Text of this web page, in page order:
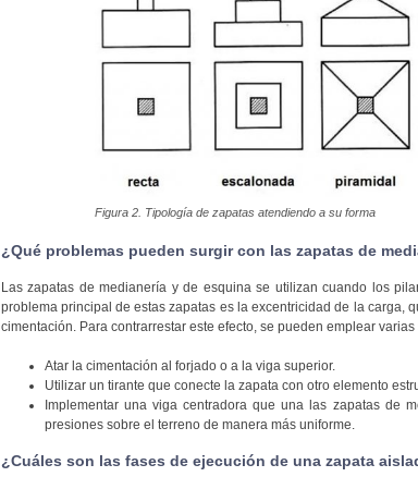
Figura 2. Tipología de zapatas atendiendo a su forma
¿Qué problemas pueden surgir con las zapatas de
Las zapatas de medianería y de esquina se utilizan cuando los
problema principal de estas zapatas es la excentricidad de la carga,
cimentación. Para contrarrestar este efecto, se pueden emplear
Atar la cimentación al forjado o a la viga superior.
Utilizar un tirante que conecte la zapata con otro elemento
Implementar una viga centradora que una las zapatas de
presiones sobre el terreno de manera más uniforme.
¿Cuáles son las fases de ejecución de una zapata